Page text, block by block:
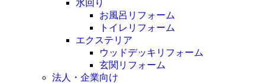
水回り
お風呂リフォーム
トイレリフォーム
エクステリア
ウッドデッキリフォーム
玄関リフォーム
法人・企業向け